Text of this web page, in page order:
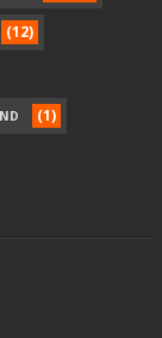
(12)
(1)